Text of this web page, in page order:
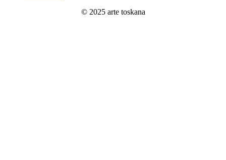
© 2025 arte toskana